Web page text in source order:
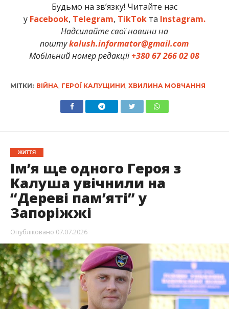
Будьмо на зв’язку! Читайте нас
у Facebook, Telegram, TikTokта Instagram.
Надсилайте свої новини на
поштуkalush.informator@gmail.com
Мобільний номер редакції+380 67 266 02 08
МІТКИ: ВІЙНА ГЕРОЇ КАЛУЩИНИ ХВИЛИНА МОВЧАННЯ
ЖИТТЯ
Ім’я ще одного Героя з
Калуша увічнили на
“Дереві пам’яті” у
Запоріжжі
Опубліковано 07.07.2026